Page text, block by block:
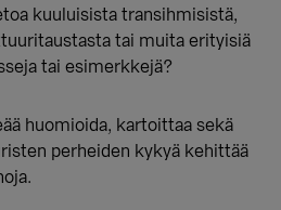
kuuluisista transihmisistä,
tai muita erityisiä
tai esimerkkejä?
huomioida, kartoittaa sekä
perheiden kykyä kehittää